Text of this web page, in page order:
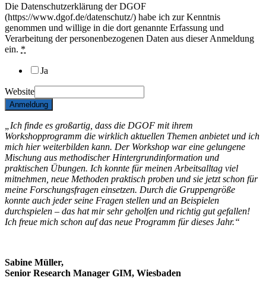
Die Datenschutzerklärung der DGOF
(https://www.dgof.de/datenschutz/) habe ich zur Kenntnis
genommen und willige in die dort genannte Erfassung und
Verarbeitung der personenbezogenen Daten aus dieser Anmeldung
ein. *
Ja
Website
Anmeldung
„Ich finde es großartig, dass die DGOF mit ihrem
Workshopprogramm die wirklich aktuellen Themen anbietet und ich
mich hier weiterbilden kann. Der Workshop war eine gelungene
Mischung aus methodischer Hintergrundinformation und
praktischen Übungen. Ich konnte für meinen Arbeitsalltag viel
mitnehmen, neue Methoden praktisch proben und sie jetzt schon für
meine Forschungsfragen einsetzen. Durch die Gruppengröße
konnte auch jeder seine Fragen stellen und an Beispielen
durchspielen – das hat mir sehr geholfen und richtig gut gefallen!
Ich freue mich schon auf das neue Programm für dieses Jahr.“
Sabine Müller,
Senior Research Manager GIM, Wiesbaden